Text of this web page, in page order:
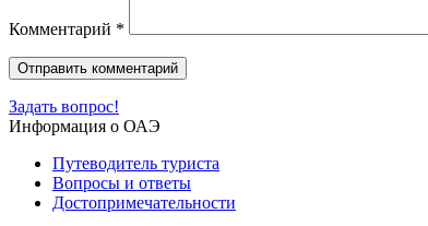
Комментарий *
Задать вопрос!
Информация о ОАЭ
Путеводитель туриста
Вопросы и ответы
Достопримечательности